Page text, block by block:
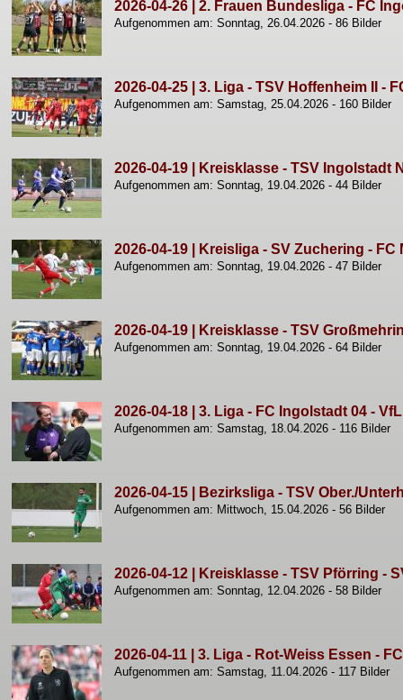
2026-04-26 | 2. Frauen Bundesliga - FC
Aufgenommen am: Sonntag, 26.04.2026 - 86 Bilder
2026-04-25 | 3. Liga - TSV Hoffenheim II -
Aufgenommen am: Samstag, 25.04.2026 - 160 Bilder
2026-04-19 | Kreisklasse - TSV Ingolstadt
Aufgenommen am: Sonntag, 19.04.2026 - 44 Bilder
2026-04-19 | Kreisliga - SV Zuchering - FC
Aufgenommen am: Sonntag, 19.04.2026 - 47 Bilder
2026-04-19 | Kreisklasse - TSV
Aufgenommen am: Sonntag, 19.04.2026 - 64 Bilder
2026-04-18 | 3. Liga - FC Ingolstadt 04 -
Aufgenommen am: Samstag, 18.04.2026 - 116 Bilder
2026-04-15 | Bezirksliga - TSV Ober./
Aufgenommen am: Mittwoch, 15.04.2026 - 56 Bilder
2026-04-12 | Kreisklasse - TSV Pförring -
Aufgenommen am: Sonntag, 12.04.2026 - 58 Bilder
2026-04-11 | 3. Liga - Rot-Weiss Essen -
Aufgenommen am: Samstag, 11.04.2026 - 117 Bilder